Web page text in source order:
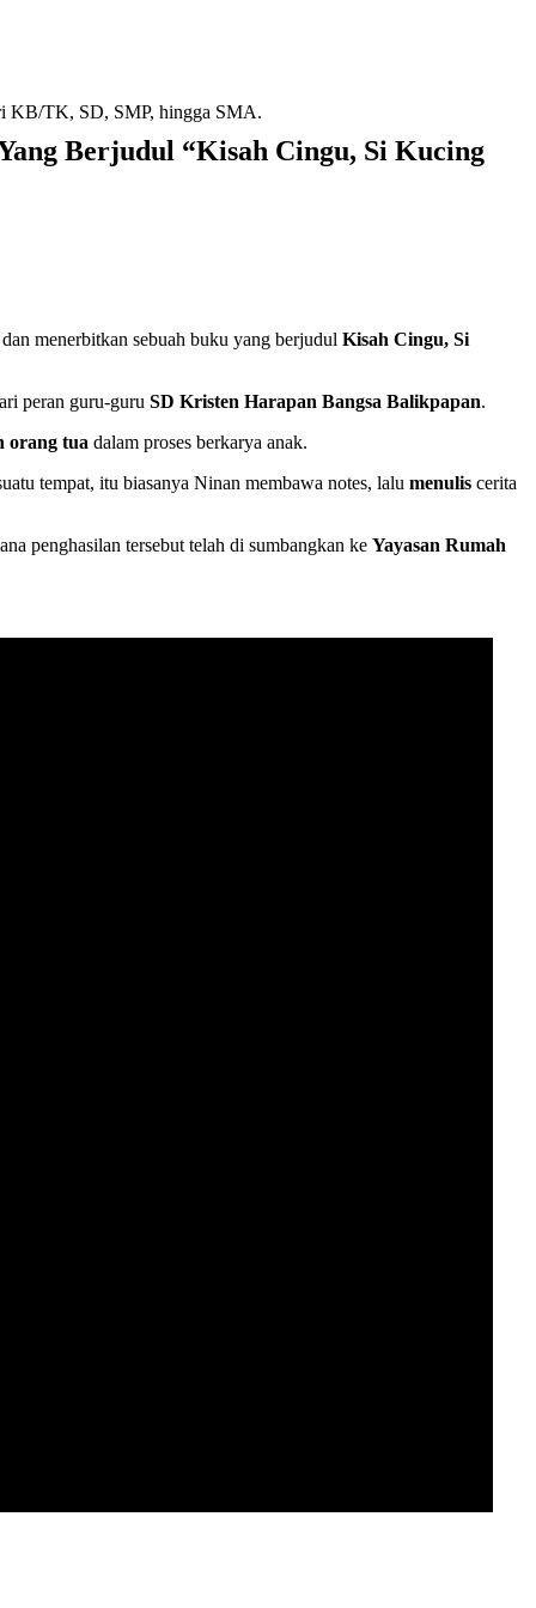
KB/TK, SD, SMP, hingga SMA.
Berjudul “Kisah Cingu, Si Kucing
menerbitkan sebuah buku yang berjudul Kisah Cingu, Si
peran guru-guru SD Kristen Harapan Bangsa Balikpapan.
orang tua dalam proses berkarya anak.
tempat, itu biasanya Ninan membawa notes, lalu menulis cerita
penghasilan tersebut telah di sumbangkan ke Yayasan Rumah